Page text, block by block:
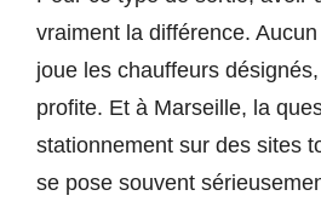
vraiment la différence.
joue les chauffeurs
profite. Et à Marseille, la
stationnement sur des sites
se pose souvent